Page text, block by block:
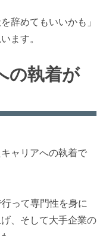
辞めてもいいかも」
ます。
の執着が
ャリアへの執着で
って専門性を身に
、そして大手企業の